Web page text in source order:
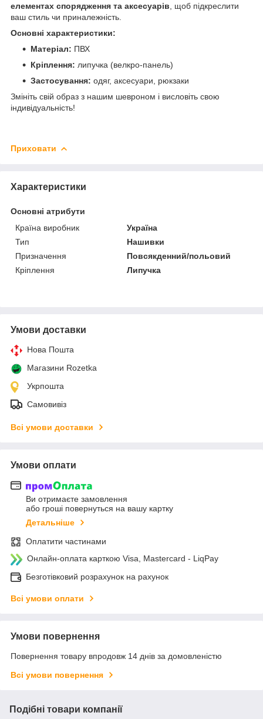
елементах спорядження та аксесуарів , щоб підкреслити
ваш стиль чи приналежність.
Основні характеристики:
Матеріал: ПВХ
Кріплення: липучка (велкро-панель)
Застосування: одяг, аксесуари, рюкзаки
Змініть свій образ з нашим шевроном і висловіть свою
індивідуальність!
Приховати
Характеристики
Основні атрибути
Країна виробник
Україна
Тип
Нашивки
Призначення
Повсякденний/польовий
Кріплення
Липучка
Умови доставки
Нова Пошта
Магазини Rozetka
Укрпошта
Самовивіз
Всі умови доставки
Умови оплати
Ви отримаєте замовлення
або гроші повернуться на вашу картку
Детальніше
Оплатити частинами
Онлайн-оплата карткою Visa, Mastercard - LiqPay
Безготівковий розрахунок на рахунок
Всі умови оплати
Умови повернення
Повернення товару впродовж 14 днів за домовленістю
Всі умови повернення
Подібні товари компанії